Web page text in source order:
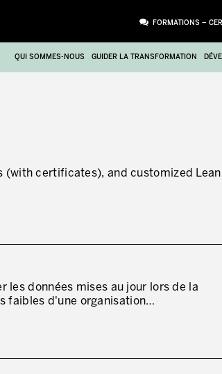
FORMATIONS –
QUI SOMMES-NOUS GUIDER LA TRANSFORMATION
(with certificates), and customized Lean
les données mises au jour lors de la
faibles d'une organisation…